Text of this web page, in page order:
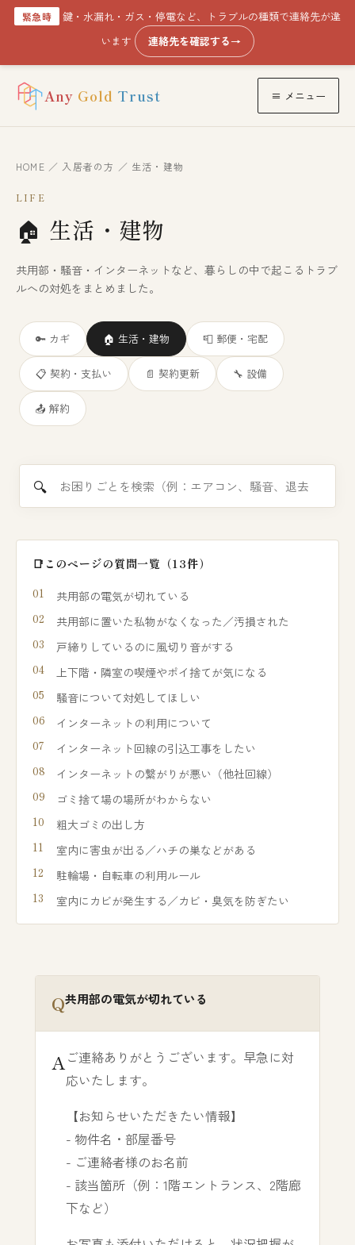
緊急時
鍵・水漏れ・ガス・停電など、トラブルの種類で連絡先が違
います
連絡先を確認する→
Any Gold Trust ≡ メニュー
HOME ／ 入居者の方 ／ 生活・建物
LIFE
🏠 生活・建物
共用部・騒音・インターネットなど、暮らしの中で起こるトラブ
ルへの対処をまとめました。
🔑 カギ 🏠 生活・建物 📮 郵便・宅配
📋 契約・支払い 📄 契約更新 🔧 設備
📤 解約
このページの質問一覧（13件）
共用部の電気が切れている
共用部に置いた私物がなくなった／汚損された
戸締りしているのに風切り音がする
上下階・隣室の喫煙やポイ捨てが気になる
騒音について対処してほしい
インターネットの利用について
インターネット回線の引込工事をしたい
インターネットの繋がりが悪い（他社回線）
ゴミ捨て場の場所がわからない
粗大ゴミの出し方
室内に害虫が出る／ハチの巣などがある
駐輪場・自転車の利用ルール
室内にカビが発生する／カビ・臭気を防ぎたい
共用部の電気が切れている
ご連絡ありがとうございます。早急に対
応いたします。
【お知らせいただきたい情報】
- 物件名・部屋番号
- ご連絡者様のお名前
- 該当箇所（例：1階エントランス、2階廊
下など）